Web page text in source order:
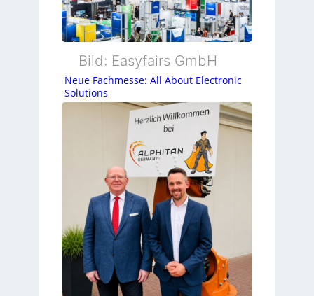
Bild: Easyfairs GmbH
Neue Fachmesse: All About Electronic
Solutions